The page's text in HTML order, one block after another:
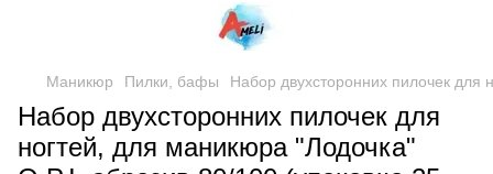
Маникюр Пилки, бафы Набор двухсторонних пилочек для
Набор двухсторонних пилочек для
ногтей, для маникюра "Лодочка"